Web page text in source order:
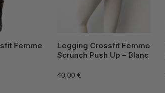
Femme
Legging Crossfit Femme
Scrunch Push Up – Blanc
40,00€